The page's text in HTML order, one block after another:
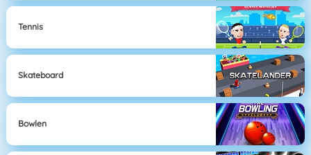
Tennis
Skateboard
Bowlen